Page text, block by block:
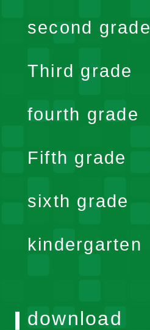
second grade
Third grade
fourth grade
Fifth grade
sixth grade
kindergarten
download